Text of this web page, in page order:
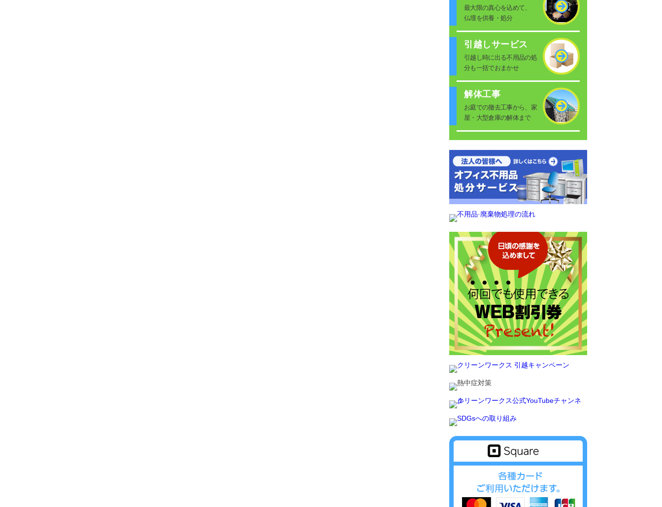
最大限の真心を込めて、
仏壇を供養・処分
引越しサービス
引越し時に出る不用品の処
分も一括でおまかせ
解体工事
お庭での撤去工事から、家
屋・大型倉庫の解体まで